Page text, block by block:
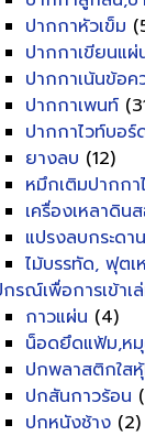
ปากกาหัวเข็ม
ปากกาเขียนแ
ปากกาเน้นข้อค
ปากกาเพนท์
ปากกาไวท์บอร์
ยางลบ (12)
หมึกเติมปากกา
เครื่องเหลาดิน
แปรงลบกระดาน
ไม้บรรทัด, ฟุตเ
รณ์เพื่อการเข้าเ
กาวแผ่น (4)
น็อดยึดแฟ้ม,ห
ปกพลาสติกใส
ปกสันกาวร้อน
ปกหนังช้าง (2)